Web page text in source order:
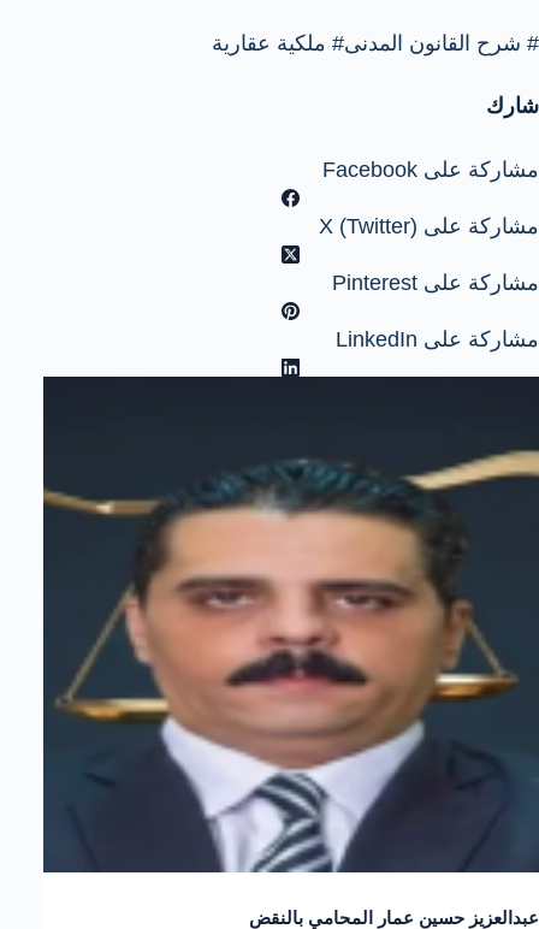
# شرح القانون المدنى# ملكية عقارية
شارك
مشاركة على Facebook
مشاركة على X (Twitter)
مشاركة على Pinterest
مشاركة على LinkedIn
عبدالعزيز حسين عمار المحامي بالنقض